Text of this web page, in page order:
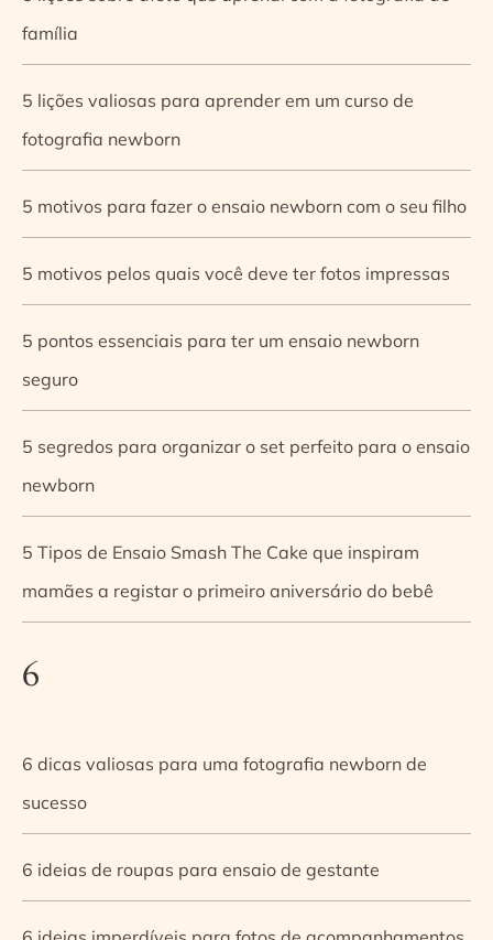
família
5 lições valiosas para aprender em um curso de
fotografia newborn
5 motivos para fazer o ensaio newborn com o seu filho
5 motivos pelos quais você deve ter fotos impressas
5 pontos essenciais para ter um ensaio newborn
seguro
5 segredos para organizar o set perfeito para o ensaio
newborn
5 Tipos de Ensaio Smash The Cake que inspiram
mamães a registar o primeiro aniversário do bebê
6
6 dicas valiosas para uma fotografia newborn de
sucesso
6 ideias de roupas para ensaio de gestante